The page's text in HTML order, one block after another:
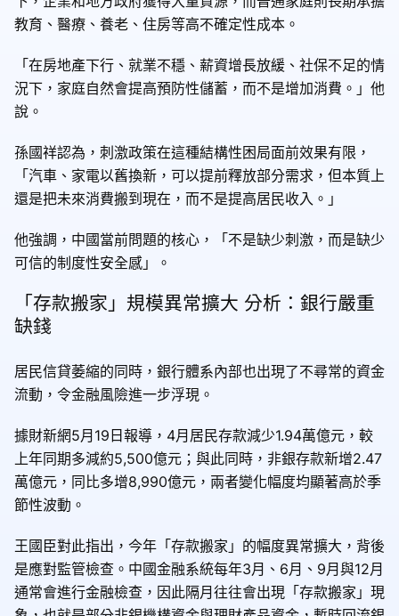
教育、醫療、養老、住房等高不確定性成本。
「在房地產下行、就業不穩、薪資增長放緩、社保不足的情
況下，家庭自然會提高預防性儲蓄，而不是增加消費。」他
說。
孫國祥認為，刺激政策在這種結構性困局面前效果有限，
「汽車、家電以舊換新，可以提前釋放部分需求，但本質上
還是把未來消費搬到現在，而不是提高居民收入。」
他強調，中國當前問題的核心，「不是缺少刺激，而是缺少
可信的制度性安全感」。
「存款搬家」規模異常擴大 分析：銀行嚴重
缺錢
居民信貸萎縮的同時，銀行體系內部也出現了不尋常的資金
流動，令金融風險進一步浮現。
據財新網5月19日報導，4月居民存款減少1.94萬億元，較
上年同期多減約5,500億元；與此同時，非銀存款新增2.47
萬億元，同比多增8,990億元，兩者變化幅度均顯著高於季
節性波動。
王國臣對此指出，今年「存款搬家」的幅度異常擴大，背後
是應對監管檢查。中國金融系統每年3月、6月、9月與12月
通常會進行金融檢查，因此隔月往往會出現「存款搬家」現